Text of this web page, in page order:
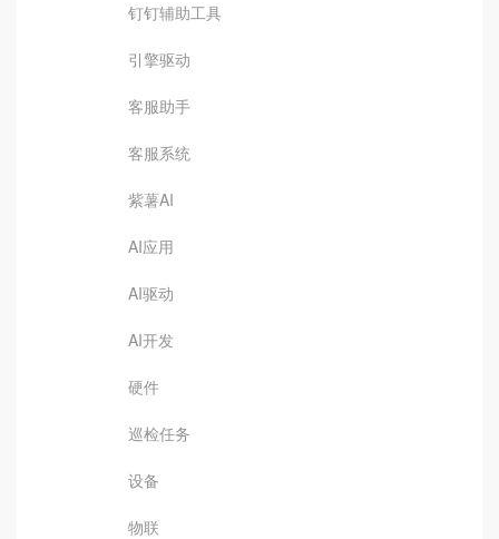
钉钉辅助工具
引擎驱动
客服助手
客服系统
紫薯AI
AI应用
AI驱动
AI开发
硬件
巡检任务
设备
物联